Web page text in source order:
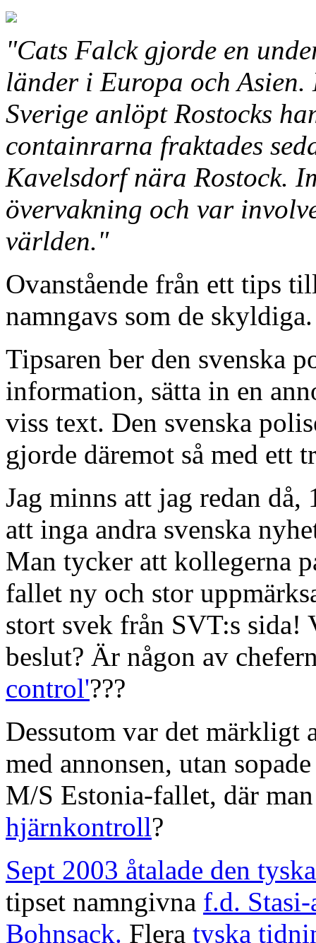
"Cats Falck gjorde en
länder i Europa och
Sverige anlöpt Rostocks
containrarna fraktades
Kavelsdorf nära Rostock.
övervakning och var
världen."
Ovanstående från ett tips
namngavs som de skyldiga.
Tipsaren ber den svenska
information, sätta in en
viss text. Den svenska
gjorde däremot så med ett
Jag minns att jag redan
att inga andra svenska
Man tycker att kollegerna
fallet ny och stor
stort svek från SVT:s sida!
beslut? Är någon av
control'???
Dessutom var det märkligt
med annonsen, utan
M/S Estonia-fallet, där
hjärnkontroll?
Sept 2003 åtalade den
tipset namngivna f.d.
Bohnsack. Flera tyska